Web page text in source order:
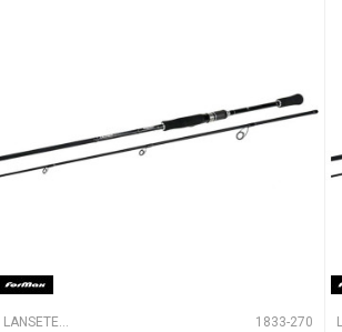
LANSETE SPINNING 1833-270